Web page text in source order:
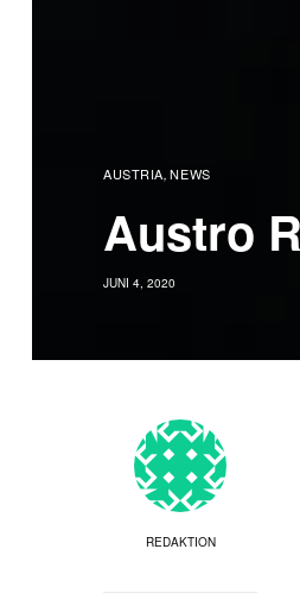
AUSTRIA NEWS
Austro
JUNI 4, 2020
REDAKTION